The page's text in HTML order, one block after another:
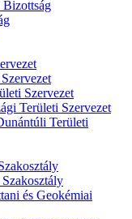
Szervezet
Területi Szervezet
Területi
és Geokémiai